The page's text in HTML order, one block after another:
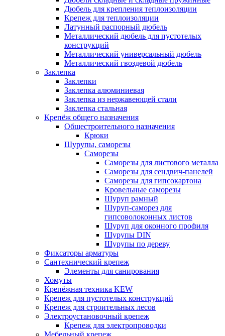
Дюбель для крепления теплоизоляции
Крепеж для теплоизоляции
Латунный распорный дюбель
Металлический дюбель для пустотелых
конструкций
Металлический универсальный дюбель
Металлический гвоздевой дюбель
Заклепка
Заклепки
Заклепка алюминиевая
Заклепка из нержавеющей стали
Заклепка стальная
Крепёж общего назначения
Общестроительного назначения
Крюки
Шурупы, саморезы
Саморезы
Саморезы для листового металла
Саморезы для сендвич-панелей
Саморезы для гипсокартона
Кровельные саморезы
Шуруп рамный
Шуруп-саморез для
гипсоволоконных листов
Шуруп для оконного профиля
Шурупы DIN
Шурупы по дереву
Фиксаторы арматуры
Сантехнический крепеж
Элементы для санирования
Хомуты
Крепёжная техника KEW
Крепеж для пустотелых конструкций
Крепеж для строительных лесов
Электроустановочный крепеж
Крепеж для электропроводки
Мебельный крепеж